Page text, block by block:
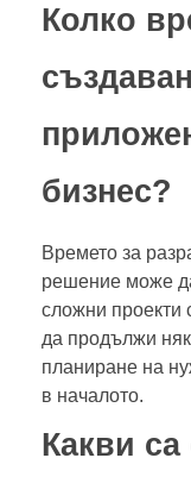
Колко
бизнес?
Времето за
решение може
сложни проекти
да продължи
планиране на
в началото.
Какви